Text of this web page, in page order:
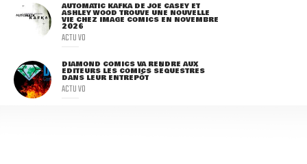
AUTOMATIC KAFKA DE JOE CASEY ET
ASHLEY WOOD TROUVE UNE NOUVELLE
VIE CHEZ IMAGE COMICS EN NOVEMBRE
2026
ACTU VO
DIAMOND COMICS VA RENDRE AUX
ÉDITEURS LES COMICS SÉQUESTRÉS
DANS LEUR ENTREPÔT
ACTU VO